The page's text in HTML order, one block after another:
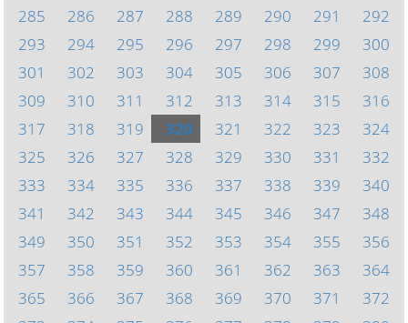
285
286 287 288 289 290 291
292
293
294 295 296 297 298 299
300
301
302 303 304 305 306 307
308
309
310 311 312 313 314 315
316
317
318 319 320 321 322 323
324
325
326 327 328 329 330 331
332
333
334 335 336 337 338 339
340
341
342 343 344 345 346 347
348
349
350 351 352 353 354 355
356
357
358 359 360 361 362 363
364
365
366 367 368 369 370 371
372